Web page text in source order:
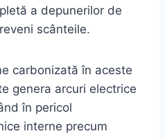
a depunerilor de
scânteile.
carbonizată în aceste
genera arcuri electrice
în pericol
interne precum